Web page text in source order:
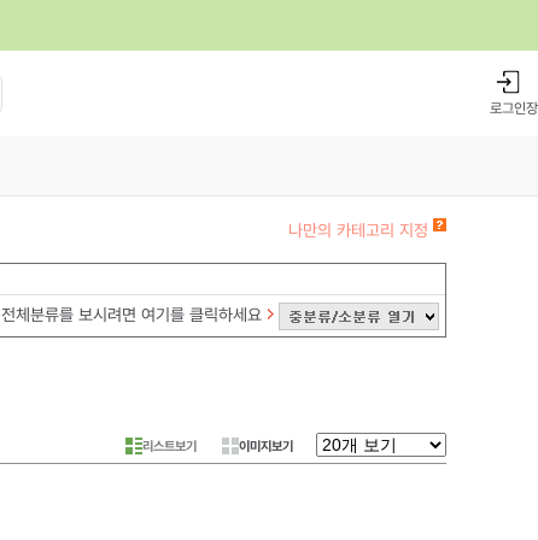
로그인
나만의 카테고리 지정
전체분류를 보시려면 여기를 클릭하세요
리스트보기 이미지보기